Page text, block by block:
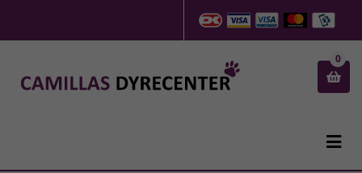

0
